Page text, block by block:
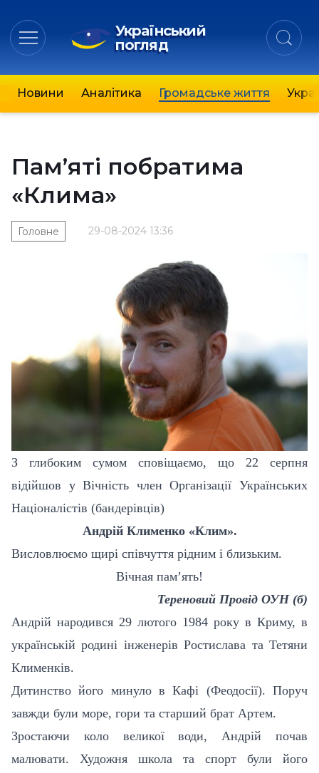
Український
погляд
Новини Аналітика Громадське життя
Пам’яті побратима
«Клима»
29-08-2024 13:36
Головне
З глибоким сумом сповіщаємо, що 22 серпня
відійшов у Вічність член Організації Українських
Націоналістів (бандерівців)
Андрій Клименко «Клим».
Висловлюємо щирі співчуття рідним і близьким.
Вічная пам’ять!
Тереновий Провід ОУН (б)
Андрій народився 29 лютого 1984 року в Криму, в
українській родині інженерів Ростислава та Тетяни
Клименків.
Дитинство його минуло в Кафі (Феодосії). Поруч
завжди були море, гори та старший брат Артем.
Зростаючи коло великої води, Андрій почав
малювати. Художня школа та спорт були його